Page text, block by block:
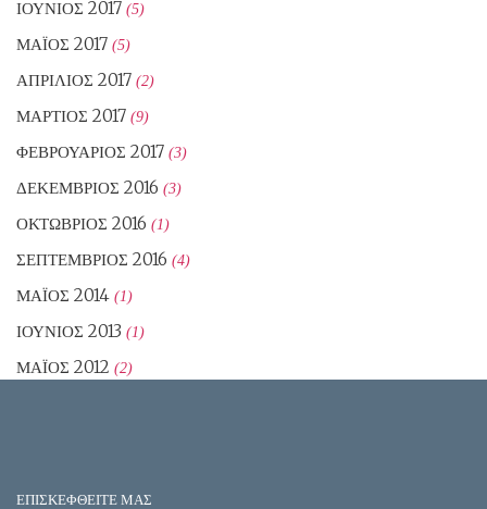
ΙΟΎΝΙΟΣ 2017 (5)
ΜΆΙΟΣ 2017 (5)
ΑΠΡΊΛΙΟΣ 2017 (2)
ΜΆΡΤΙΟΣ 2017 (9)
ΦΕΒΡΟΥΆΡΙΟΣ 2017 (3)
ΔΕΚΈΜΒΡΙΟΣ 2016 (3)
ΟΚΤΏΒΡΙΟΣ 2016 (1)
ΣΕΠΤΈΜΒΡΙΟΣ 2016 (4)
ΜΆΙΟΣ 2014 (1)
ΙΟΎΝΙΟΣ 2013 (1)
ΜΆΙΟΣ 2012 (2)
ΕΠΙΣΚΕΦΘΕΙΤΕ ΜΑΣ